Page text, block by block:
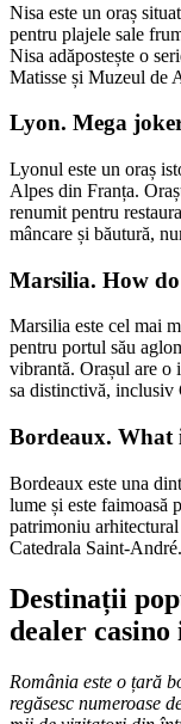
Nisa este un oraș
pentru plajele sale
Nisa adăpostește o
Matisse și Muzeul de
Lyon. Mega
Lyonul este un oraș
Alpes din Franța.
renumit pentru
mâncare și băutură,
Marsilia. How do
Marsilia este cel mai
pentru portul său
vibrantă. Orașul are o
sa distinctivă, inclusiv
Bordeaux. What
Bordeaux este una
lume și este faimoasă
patrimoniu
Catedrala Saint-André.
Destinații
dealer casino
România este o țară
regăsesc numeroase